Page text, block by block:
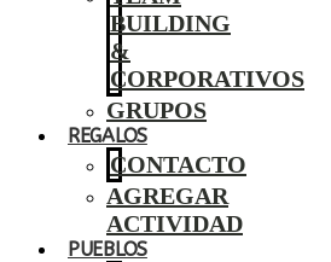
BUILDING
&
CORPORATIVOS
GRUPOS
REGALOS
CONTACTO
AGREGAR
ACTIVIDAD
PUEBLOS